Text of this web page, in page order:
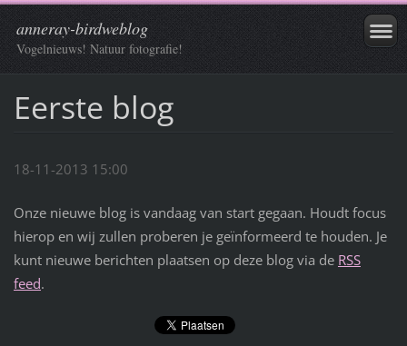
anneray-birdweblog
Vogelnieuws! Natuur fotografie!
Eerste blog
18-11-2013 15:00
Onze nieuwe blog is vandaag van start gegaan. Houdt focus
hierop en wij zullen proberen je geïnformeerd te houden. Je
kunt nieuwe berichten plaatsen op deze blog via de RSS
feed.